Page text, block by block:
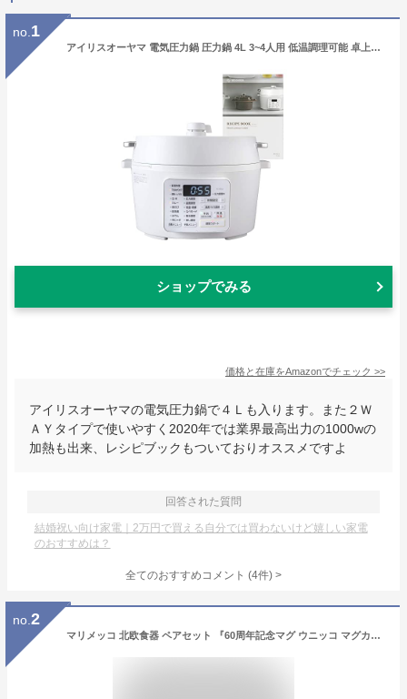
no. 1
アイリスオーヤマ 電気圧力鍋 圧力鍋 4L 3~4人用 低温調理可能 卓上鍋 予約機能付き レシピブック付き ホワイト PC-MA4-W
ショップでみる
価格と在庫をAmazonでチェック >>
アイリスオーヤマの電気圧力鍋で４Ｌも入ります。また２Ｗ
ＡＹタイプで使いやすく2020年では業界最高出力の1000wの
加熱も出来、レシピブックもついておりオススメですよ
回答された質問
結婚祝い向け家電｜2万円で買える自分では買わないけど嬉しい家電
のおすすめは？
全てのおすすめコメント (4件) >
no. 2
マリメッコ 北欧食器 ペアセット 『60周年記念マグ ウニッコ マグカップ 2個セット(ペア)』 250ml 北欧 食器 マグ 花柄 おしゃれ かわいい 60thanniversary ブラック オレンジ ダークブルー イエロー レッド ダークチェリー イソウニッコ ピックイネンウニッコ